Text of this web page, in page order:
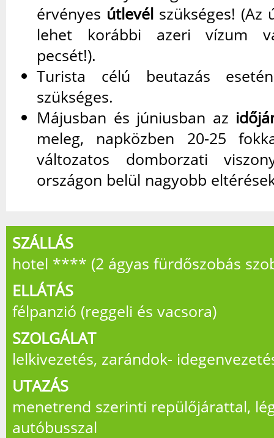
érvényes útlevél szükséges! (Az
lehet korábbi azeri vízum
pecsét!).
Turista célú beutazás
szükséges.
Májusban és júniusban az
meleg, napközben 20-25
változatos domborzati
országon belül nagyobb
SZÁLLÁS
hotel **** (2 ágyas fürdőszobás
ELLÁTÁS
félpanzió (reggeli és vacsora)
SZOLGÁLAT
lelkivezetés, zarándok-
UTAZÁS
menetrend szerinti repülőjárattal,
autóbusszal